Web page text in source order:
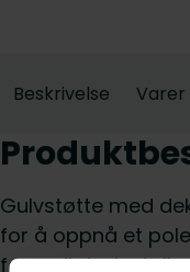
Beskrivelse Varer
Gulvstøtte med
for å oppnå et
for